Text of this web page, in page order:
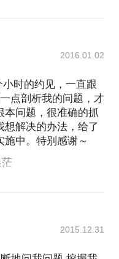
2016.01.02
时的约见，一直跟
点剖析我的问题，才
本问题，很准确的抓
想解决的办法，给了
中。特别感谢～
2015.12.31